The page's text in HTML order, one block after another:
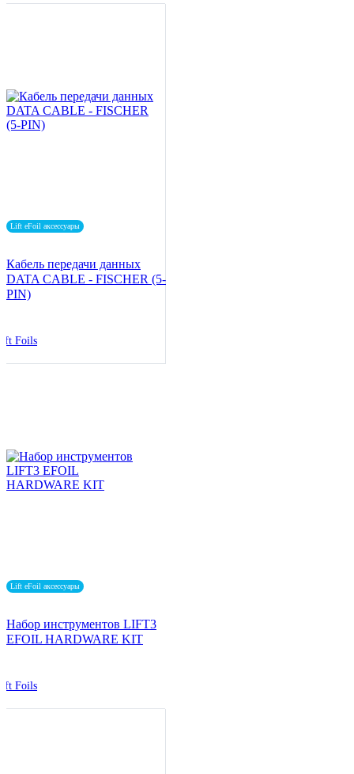
Lift eFoil аксессуары
Кабель передачи данных
DATA CABLE - FISCHER (5-
PIN)
Foils
Lift eFoil аксессуары
Набор инструментов LIFT3
EFOIL HARDWARE KIT
Foils